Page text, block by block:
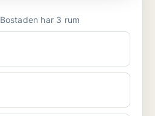
Hus att hyra i Sigtuna Bostaden har 3 rum